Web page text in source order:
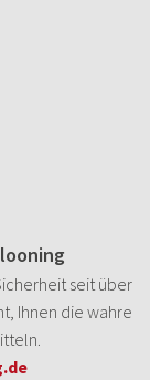
seit über
Ihnen die wahre